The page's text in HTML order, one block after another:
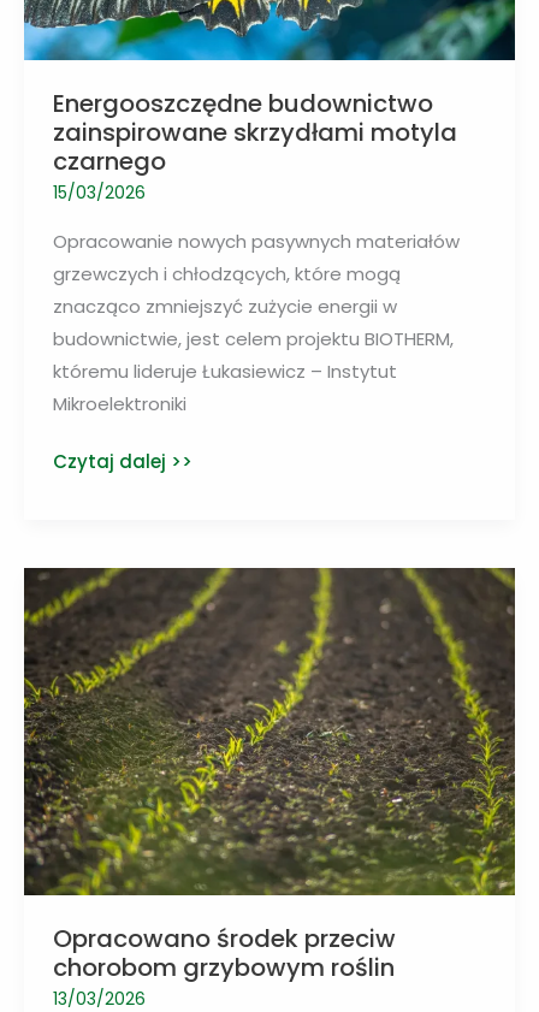
Energooszczędne budownictwo
zainspirowane skrzydłami motyla
czarnego
15/03/2026
Opracowanie nowych pasywnych materiałów
grzewczych i chłodzących, które mogą
znacząco zmniejszyć zużycie energii w
budownictwie, jest celem projektu BIOTHERM,
któremu lideruje Łukasiewicz – Instytut
Mikroelektroniki
Energooszczędne
motyla
czarnego
Czytaj dalej >>
Opracowano środek przeciw
chorobom grzybowym roślin
13/03/2026